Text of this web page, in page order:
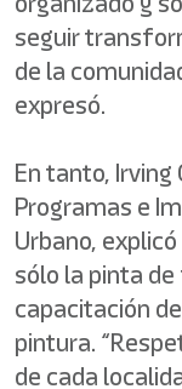
seguir
de la
expresó.
En tanto, Irving
Programas e
Urbano,
sólo la pinta
capacitación
pintura.
de cada